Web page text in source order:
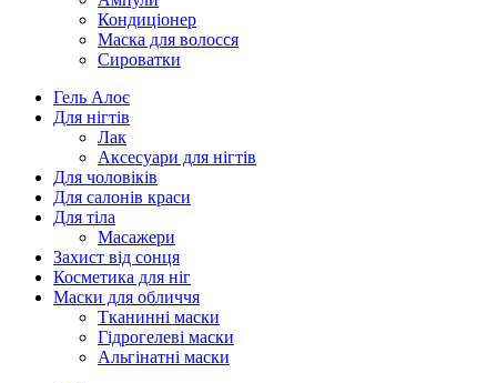
Кондиціонер
Маска для волосся
Сироватки
Гель Алоє
Для нігтів
Лак
Аксесуари для нігтів
Для чоловіків
Для салонів краси
Для тіла
Масажери
Захист від сонця
Косметика для ніг
Маски для обличчя
Тканинні маски
Гідрогелеві маски
Альгінатні маски